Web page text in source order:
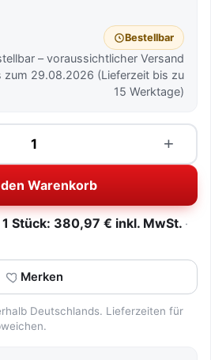
Bestellbar
– voraussichtlicher Versand
zum 29.08.2026 (Lieferzeit bis zu
15 Werktage)
+
Warenkorb
Stück: 380,97 € inkl. MwSt.
Merken
Deutschlands. Lieferzeiten für